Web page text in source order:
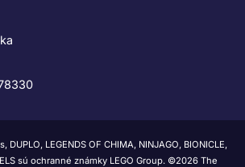
DUPLO, LEGENDS OF CHIMA, NINJAGO, BIONICLE,
sú ochranné známky LEGO Group. ©2026 The